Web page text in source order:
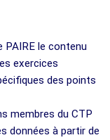
le contenu
exercices
des points
membres du CTP
données à partir de